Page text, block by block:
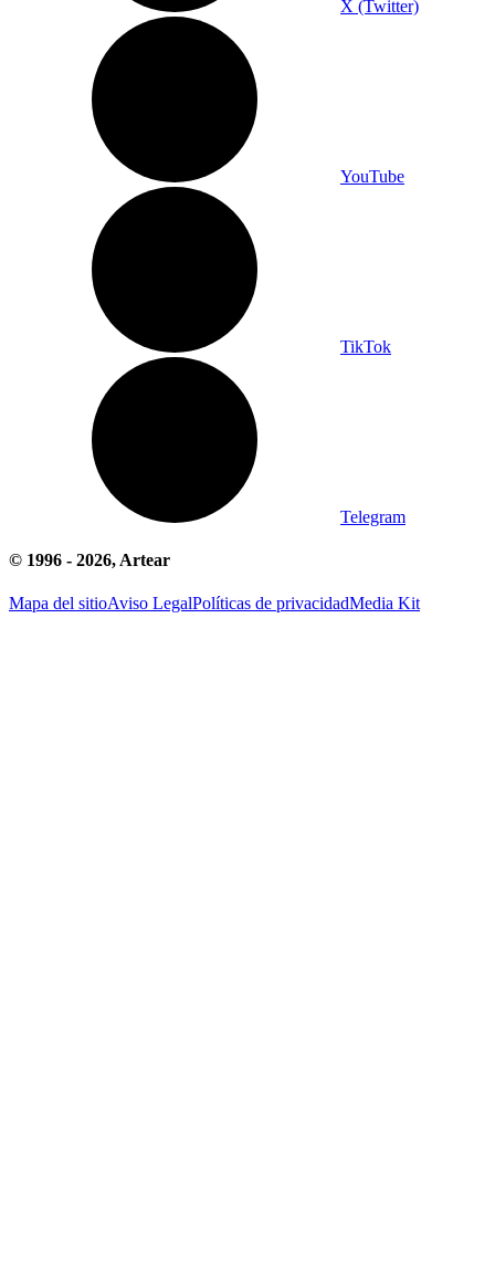
X (Twitter)
YouTube
TikTok
Telegram
© 1996 - 2026, Artear
Mapa del sitioAviso LegalPolíticas de privacidadMedia Kit